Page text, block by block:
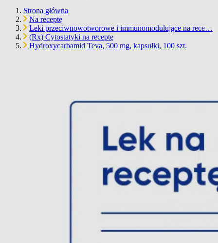
Strona główna
Na receptę
Leki przeciwnowotworowe i immunomodulujące na rece…
(Rx) Cytostatyki na receptę
Hydroxycarbamid Teva, 500 mg, kapsułki, 100 szt.